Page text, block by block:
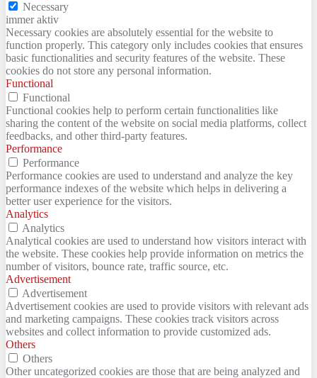
Necessary
immer aktiv
Necessary cookies are absolutely essential for the website to
function properly. This category only includes cookies that ensures
basic functionalities and security features of the website. These
cookies do not store any personal information.
Functional
Functional
Functional cookies help to perform certain functionalities like
sharing the content of the website on social media platforms, collect
feedbacks, and other third-party features.
Performance
Performance
Performance cookies are used to understand and analyze the key
performance indexes of the website which helps in delivering a
better user experience for the visitors.
Analytics
Analytics
Analytical cookies are used to understand how visitors interact with
the website. These cookies help provide information on metrics the
number of visitors, bounce rate, traffic source, etc.
Advertisement
Advertisement
Advertisement cookies are used to provide visitors with relevant ads
and marketing campaigns. These cookies track visitors across
websites and collect information to provide customized ads.
Others
Others
Other uncategorized cookies are those that are being analyzed and